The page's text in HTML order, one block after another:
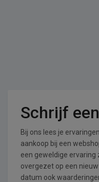
Schrijf
Bij ons lees je
aankoop bij een
een geweldige ervaring
overgezet op een
datum ook